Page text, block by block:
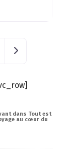
Messages plus
dans Tout est
au cœur du